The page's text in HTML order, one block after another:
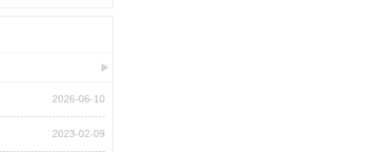
2026-06-10
2023-02-09